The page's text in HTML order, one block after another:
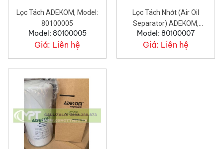
Lọc Tách ADEKOM, Model:
80100005
Model: 80100005
Giá: Liên hệ
Lọc Tách Nhớt (air Oil
Separator) ADEKOM,
Model: 80100007
Model: 80100007
Giá: Liên hệ